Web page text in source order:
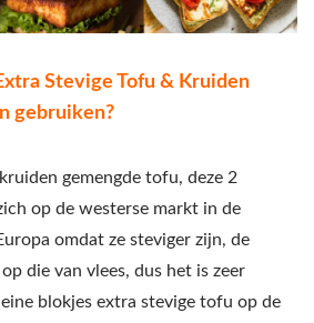
Stevige Tofu & Kruiden
gebruiken?
gemengde tofu, deze 2
op de westerse markt in de
omdat ze steviger zijn, de
die van vlees, dus het is zeer
blokjes extra stevige tofu op de